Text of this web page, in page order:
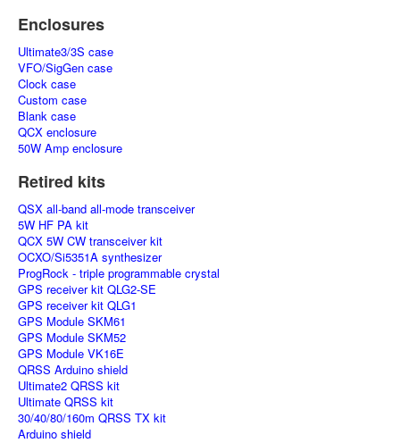
Enclosures
Ultimate3/3S case
VFO/SigGen case
Clock case
Custom case
Blank case
QCX enclosure
50W Amp enclosure
Retired kits
QSX all-band all-mode transceiver
5W HF PA kit
QCX 5W CW transceiver kit
OCXO/Si5351A synthesizer
ProgRock - triple programmable crystal
GPS receiver kit QLG2-SE
GPS receiver kit QLG1
GPS Module SKM61
GPS Module SKM52
GPS Module VK16E
QRSS Arduino shield
Ultimate2 QRSS kit
Ultimate QRSS kit
30/40/80/160m QRSS TX kit
Arduino shield